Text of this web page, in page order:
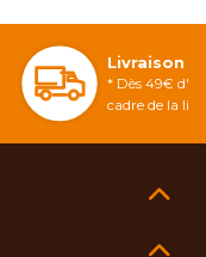
Livraison
* Dès 49€
cadre de la